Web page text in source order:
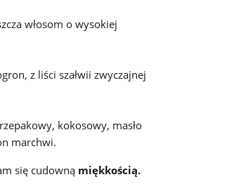
włosom o wysokiej
z liści szałwii zwyczajnej
kokosowy, masło
marchwi.
się cudowną miękkością.